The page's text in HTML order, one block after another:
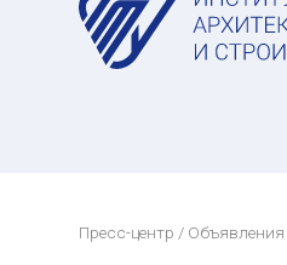
Пресс-центр / Объявления